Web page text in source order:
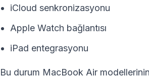
iCloud senkronizasyonu
Apple Watch bağlantısı
iPad entegrasyonu
Bu durum MacBook Air